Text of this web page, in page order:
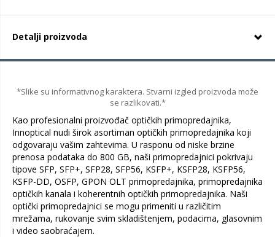
Detalji proizvoda
*Slike su informativnog karaktera. Stvarni izgled proizvoda može
se razlikovati.*
Kao profesionalni proizvođač optičkih primopredajnika,
Innoptical nudi širok asortiman optičkih primopredajnika koji
odgovaraju vašim zahtevima. U rasponu od niske brzine
prenosa podataka do 800 GB, naši primopredajnici pokrivaju
tipove SFP, SFP+, SFP28, SFP56, KSFP+, KSFP28, KSFP56,
KSFP-DD, OSFP, GPON OLT primopredajnika, primopredajnika
optičkih kanala i koherentnih optičkih primopredajnika. Naši
optički primopredajnici se mogu primeniti u različitim
mrežama, rukovanje svim skladištenjem, podacima, glasovnim
i video saobraćajem.